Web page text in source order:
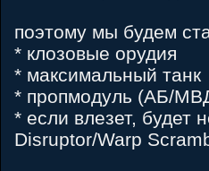
поэтому мы будем
* клозовые орудия
* максимальный танк
* пропмодуль (АБ/
* если влезет, будет
Disruptor/Warp